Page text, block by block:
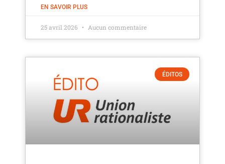
EN SAVOIR PLUS
25 avril 2026 Aucun commentaire
ÉDITOS